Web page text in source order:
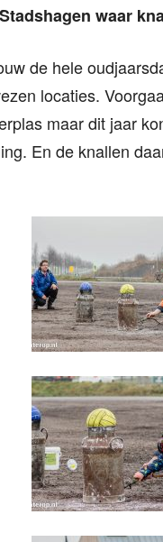
waar
de hele
locaties.
maar dit jaar
En de knallen